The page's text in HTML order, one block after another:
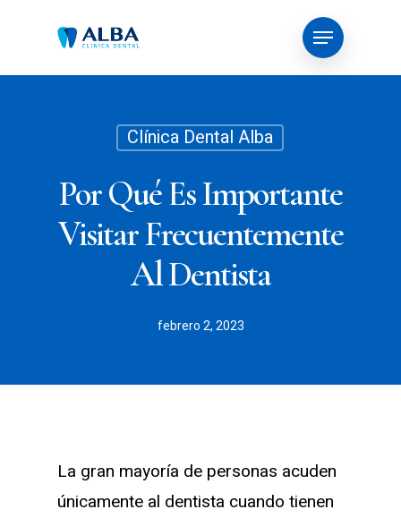
main
Menu
Clínica Dental Alba
Por Qué Es Importante
Visitar Frecuentemente
Al Dentista
febrero 2, 2023
La gran mayoría de personas acuden
únicamente al dentista cuando tienen